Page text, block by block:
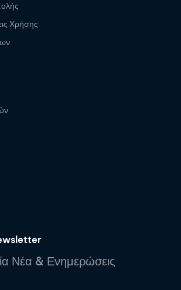
Χρήσης
Νέα & Ενημερώσεις